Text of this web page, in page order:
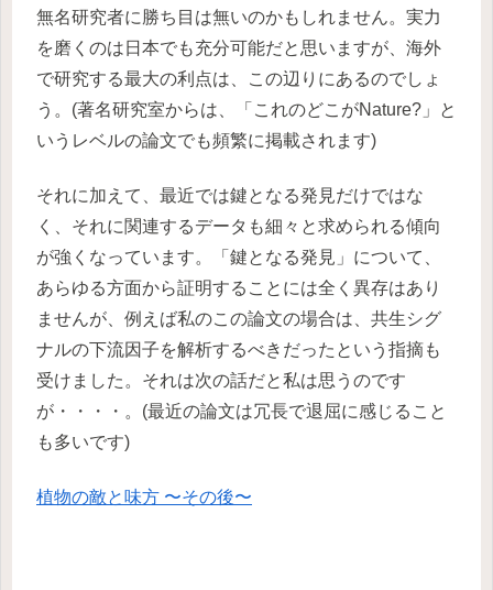
無名研究者に勝ち目は無いのかもしれません。実力
を磨くのは日本でも充分可能だと思いますが、海外
で研究する最大の利点は、この辺りにあるのでしょ
う。(著名研究室からは、「これのどこがNature?」と
いうレベルの論文でも頻繁に掲載されます)
それに加えて、最近では鍵となる発見だけではな
く、それに関連するデータも細々と求められる傾向
が強くなっています。「鍵となる発見」について、
あらゆる方面から証明することには全く異存はあり
ませんが、例えば私のこの論文の場合は、共生シグ
ナルの下流因子を解析するべきだったという指摘も
受けました。それは次の話だと私は思うのです
が・・・・。(最近の論文は冗長で退屈に感じること
も多いです)
植物の敵と味方 〜その後〜